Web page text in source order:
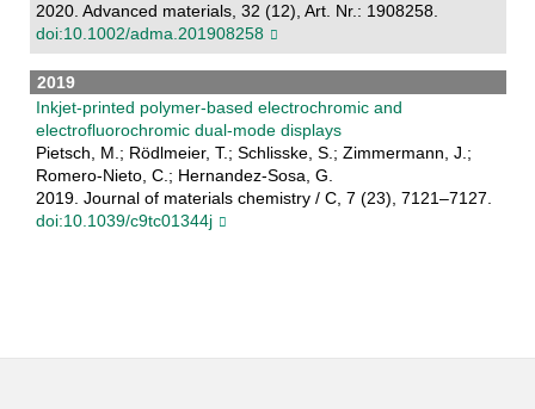
2020. Advanced materials, 32 (12), Art. Nr.: 1908258.
doi:10.1002/adma.201908258
2019
Inkjet-printed polymer-based electrochromic and
electrofluorochromic dual-mode displays
Pietsch, M.; Rödlmeier, T.; Schlisske, S.; Zimmermann, J.;
Romero-Nieto, C.; Hernandez-Sosa, G.
2019. Journal of materials chemistry / C, 7 (23), 7121–7127.
doi:10.1039/c9tc01344j